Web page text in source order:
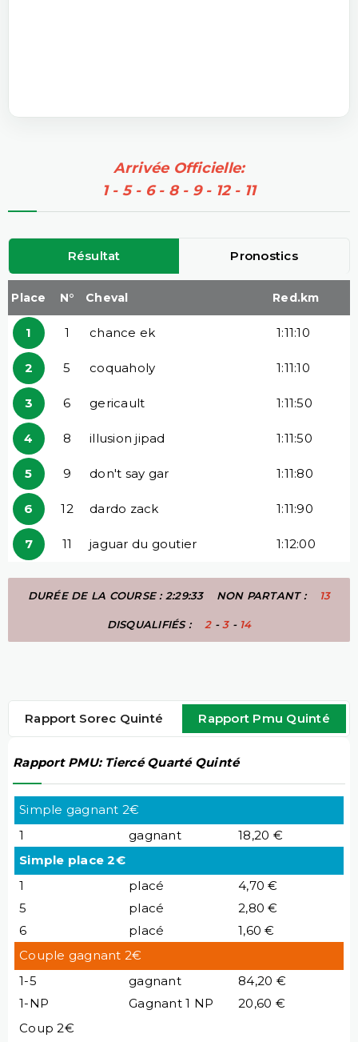
Arrivée Officielle:
1 - 5 - 6 - 8 - 9 - 12 - 11
Résultat Pronostics
Place N° Cheval Red.km
1 1 chance ek 1:11:10
2 5 coquaholy 1:11:10
3 6 gericault 1:11:50
4 8 illusion jipad 1:11:50
5 9 don't say gar 1:11:80
6 12 dardo zack 1:11:90
7 11 jaguar du goutier 1:12:00
DURÉE DE LA COURSE : 2:29:33 NON PARTANT : 13
DISQUALIFIÉS : 2-3- 14
Rapport Sorec Quinté Rapport Pmu Quinté
Rapport PMU: Tiercé Quarté Quinté
Simple gagnant 2€
1
gagnant
18,20 €
Simple place 2€
1
placé
4,70 €
5
placé
2,80 €
6
placé
1,60 €
Couple gagnant 2€
1-5
gagnant
84,20 €
1-NP
Gagnant 1 NP
20,60 €
Coup 2€